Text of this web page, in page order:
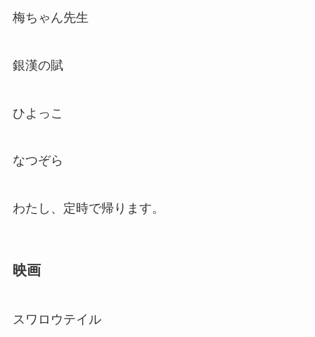
梅ちゃん先生
銀漢の賦
ひよっこ
なつぞら
わたし、定時で帰ります。
映画
スワロウテイル